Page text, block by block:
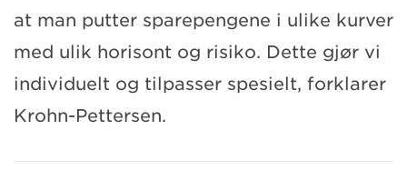
at man putter sparepengene i ulike kurver
med ulik horisont og risiko. Dette gjør vi
individuelt og tilpasser spesielt, forklarer
Krohn-Pettersen.